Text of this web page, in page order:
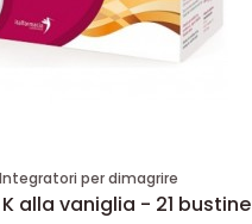
Integratori per dimagrire
K alla vaniglia - 21 bustine